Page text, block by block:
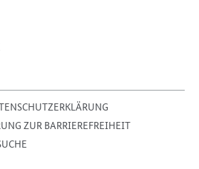
ZUR BARRIEREFREIHEIT